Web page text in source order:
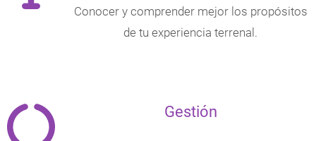
Conocer y comprender mejor los propósitos
de tu experiencia terrenal.
Gestión